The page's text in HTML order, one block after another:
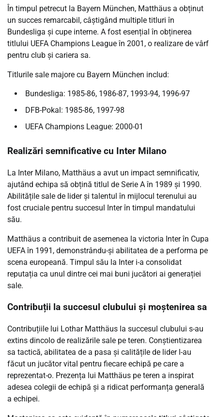
În timpul petrecut la Bayern München, Matthäus a obținut
un succes remarcabil, câștigând multiple titluri în
Bundesliga și cupe interne. A fost esențial în obținerea
titlului UEFA Champions League în 2001, o realizare de vârf
pentru club și cariera sa.
Titlurile sale majore cu Bayern München includ:
Bundesliga: 1985-86, 1986-87, 1993-94, 1996-97
DFB-Pokal: 1985-86, 1997-98
UEFA Champions League: 2000-01
Realizări semnificative cu Inter Milano
La Inter Milano, Matthäus a avut un impact semnificativ,
ajutând echipa să obțină titlul de Serie A în 1989 și 1990.
Abilitățile sale de lider și talentul în mijlocul terenului au
fost cruciale pentru succesul Inter în timpul mandatului
său.
Matthäus a contribuit de asemenea la victoria Inter în Cupa
UEFA în 1991, demonstrându-și abilitatea de a performa pe
scena europeană. Timpul său la Inter i-a consolidat
reputația ca unul dintre cei mai buni jucători ai generației
sale.
Contribuții la succesul clubului și moștenirea sa
Contribuțiile lui Lothar Matthäus la succesul clubului s-au
extins dincolo de realizările sale pe teren. Conștientizarea
sa tactică, abilitatea de a pasa și calitățile de lider l-au
făcut un jucător vital pentru fiecare echipă pe care a
reprezentat-o. Prezența lui Matthäus pe teren a inspirat
adesea colegii de echipă și a ridicat performanța generală
a echipei.